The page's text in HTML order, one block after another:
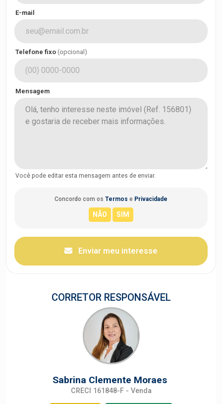
E-mail
Telefone fixo (opcional)
Mensagem
Você pode editar esta mensagem antes de enviar.
Concordo com os Termos e Privacidade
Enviar meu interesse
CORRETOR RESPONSÁVEL
Sabrina Clemente Moraes
CRECI 161848-F - Venda